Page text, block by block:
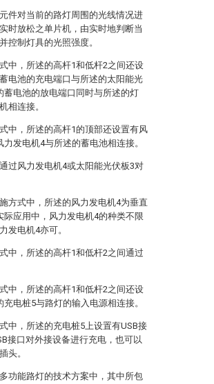
件对当前的路灯周围的光线情况进
时放松之单片机，由实时地判断当
控制灯具的光照强度。
中，所述的高杆1和低杆2之间还设
电池的充电端口与所述的太阳能光
蓄电池的放电端口同时与所述的灯
相连接。
中，所述的高杆1的顶部还设置有风
发电机4与所述的蓄电池相连接。
过风力发电机4或太阳能光伏板3对
方式中，所述的风力发电机4为垂直
际应用中，风力发电机4的种类不限
发电机4亦可。
中，所述的高杆1和低杆2之间通过
中，所述的高杆1和低杆2之间还设
电桩5与路灯的输入电源相连接。
中，所述的充电桩5上设置有USB接
接口对外接设备进行充电，也可以
头。
功能路灯的技术方案中，其中所包